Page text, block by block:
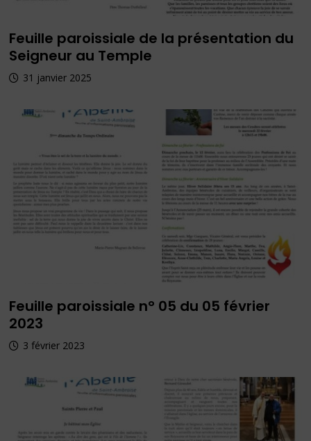
Feuille paroissiale de la présentation du
Seigneur au Temple
31 janvier 2025
Feuille paroissiale n° 05 du 05 février
2023
3 février 2023